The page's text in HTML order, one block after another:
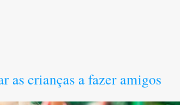
as crianças a fazer amigos